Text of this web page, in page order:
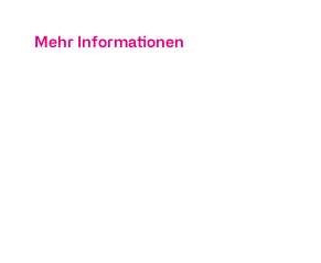
Mehr Informationen